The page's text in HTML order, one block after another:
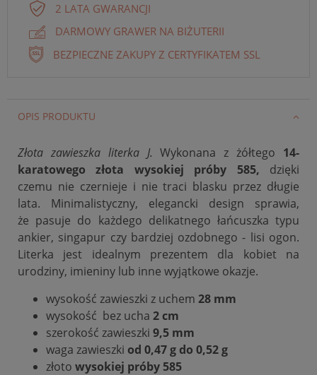
2 LATA GWARANCJI
DARMOWY GRAWER NA BIŻUTERII
BEZPIECZNE ZAKUPY Z CERTYFIKATEM SSL
OPIS PRODUKTU
Złota zawieszka literka J. Wykonana z żółtego 14-
karatowego złota wysokiej próby 585, dzięki
czemu nie czernieje i nie traci blasku przez długie
lata. Minimalistyczny, elegancki design sprawia,
że pasuje do każdego delikatnego łańcuszka typu
ankier, singapur czy bardziej ozdobnego - lisi ogon.
Literka jest idealnym prezentem dla kobiet na
urodziny, imieniny lub inne wyjątkowe okazje.
wysokość zawieszki z uchem 28 mm
wysokość bez ucha 2 cm
szerokość zawieszki 9,5 mm
waga zawieszki od 0,47 g do 0,52 g
złoto wysokiej próby 585